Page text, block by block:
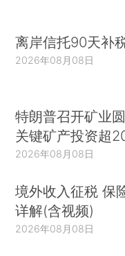
离岸信托90天补
2026年08月08日
特朗普召开矿业
关键矿产投资超
2026年08月08日
境外收入征税 保
详解(含视频)
2026年08月08日